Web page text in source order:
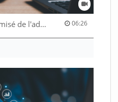
Le système salarial optimisé de l'administration fédérale 06:26